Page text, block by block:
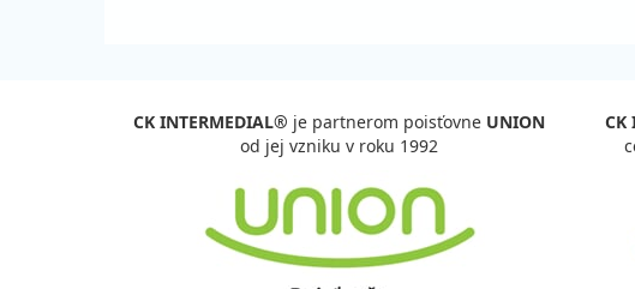
CK INTERMEDIAL® je partnerom poisťovne UNION
od jej vzniku v roku 1992
CK